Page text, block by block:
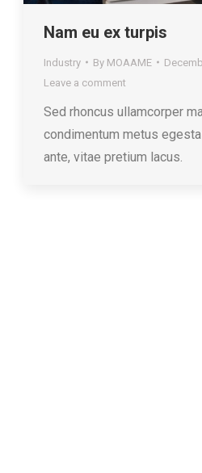
Nam eu ex turpis
Industry By MOAAME
Leave a comment
Sed rhoncus ullamcorper
condimentum metus
ante, vitae pretium lacus.